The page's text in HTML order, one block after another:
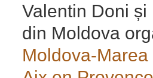
Valentin Doni
din Moldova
Moldova-